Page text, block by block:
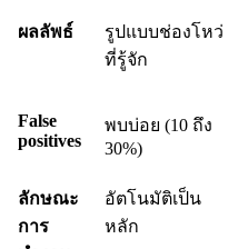
ผลลัพธ์
รูปแบบช่องโหว่
ที่รู้จัก
False
positives
พบบ่อย (10 ถึง
30%)
ลักษณะ
การ
อัตโนมัติเป็น
หลัก